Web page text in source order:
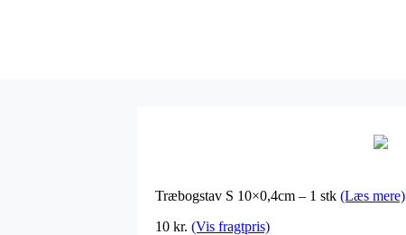
Træbogstav S 10×0,4cm – 1 stk (Læs mere)
10 kr. (Vis fragtpris)